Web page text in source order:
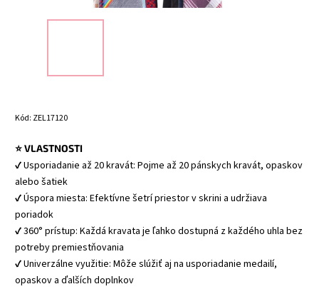
Kód: ZEL17120
⭐ VLASTNOSTI
✔ Usporiadanie až 20 kravát: Pojme až 20 pánskych kravát, opaskov
alebo šatiek
✔ Úspora miesta: Efektívne šetrí priestor v skrini a udržiava
poriadok
✔ 360° prístup: Každá kravata je ľahko dostupná z každého uhla bez
potreby premiestňovania
✔ Univerzálne využitie: Môže slúžiť aj na usporiadanie medailí,
opaskov a ďalších doplnkov